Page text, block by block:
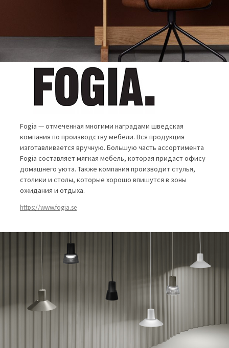
Fogia — отмеченная многими наградами шведская
компания по производству мебели. Вся продукция
изготавливается вручную. Большую часть ассортимента
Fogia составляет мягкая мебель, которая придаст офису
домашнего уюта. Также компания производит стулья,
столики и столы, которые хорошо впишутся в зоны
ожидания и отдыха.
https://www.fogia.se